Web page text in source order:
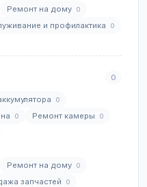
Ремонт на дому 0
и профилактика 0
0
0
0 Ремонт камеры 0
Ремонт на дому 0
запчастей 0